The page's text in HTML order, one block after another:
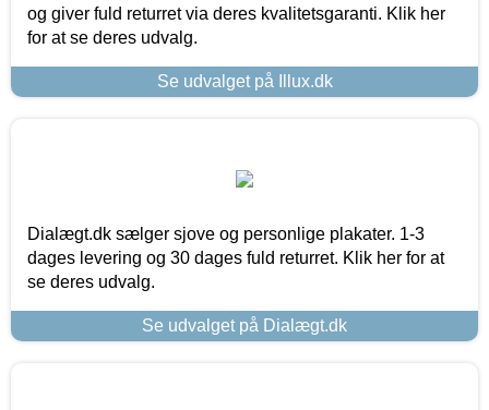
og giver fuld returret via deres kvalitetsgaranti. Klik her
for at se deres udvalg.
Se udvalget på Illux.dk
Dialægt.dk sælger sjove og personlige plakater. 1-3
dages levering og 30 dages fuld returret. Klik her for at
se deres udvalg.
Se udvalget på Dialægt.dk